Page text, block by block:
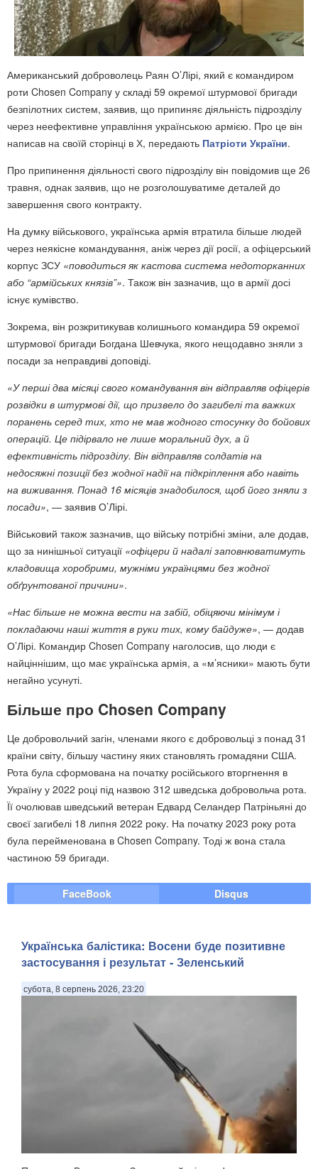
Американський доброволець Раян О’Лірі, який є командиром
роти Chosen Company у складі 59 окремої штурмової бригади
безпілотних систем, заявив, що припиняє діяльність підрозділу
через неефективне управління українською армією. Про це він
написав на своїй сторінці в Х, передають Патріоти України.
Про припинення діяльності свого підрозділу він повідомив ще 26
травня, однак заявив, що не розголошуватиме деталей до
завершення свого контракту.
На думку військового, українська армія втратила більше людей
через неякісне командування, аніж через дії росії, а офіцерський
корпус ЗСУ «поводиться як кастова система недоторканних
або “армійських князів”». Також він зазначив, що в армії досі
існує кумівство.
Зокрема, він розкритикував колишнього командира 59 окремої
штурмової бригади Богдана Шевчука, якого нещодавно зняли з
посади за неправдиві доповіді.
«У перші два місяці свого командування він відправляв офіцерів
розвідки в штурмові дії, що призвело до загибелі та важких
поранень серед тих, хто не мав жодного стосунку до бойових
операцій. Це підірвало не лише моральний дух, а й
ефективність підрозділу. Він відправляв солдатів на
недосяжні позиції без жодної надії на підкріплення або навіть
на виживання. Понад 16 місяців знадобилося, щоб його зняли з
посади», — заявив О’Лірі.
Військовий також зазначив, що війську потрібні зміни, але додав,
що за нинішньої ситуації «офіцери й надалі заповнюватимуть
кладовища хоробрими, мужніми українцями без жодної
обґрунтованої причини».
«Нас більше не можна вести на забій, обіцяючи мінімум і
покладаючи наші життя в руки тих, кому байдуже», — додав
О’Лірі. Командир Chosen Company наголосив, що люди є
найціннішим, що має українська армія, а «м’ясники» мають бути
негайно усунуті.
Більше про Chosen Company
Це добровольчий загін, членами якого є добровольці з понад 31
країни світу, більшу частину яких становлять громадяни США.
Рота була сформована на початку російського вторгнення в
Україну у 2022 році під назвою 312 шведська добровольча рота.
Її очолював шведський ветеран Едвард Селандер Патріньяні до
своєї загибелі 18 липня 2022 року. На початку 2023 року рота
була перейменована в Chosen Company. Тоді ж вона стала
частиною 59 бригади.
FaceBook Disqus
Українська балістика: Восени буде позитивне
застосування і результат - Зеленський
субота, 8 серпень 2026, 23:20